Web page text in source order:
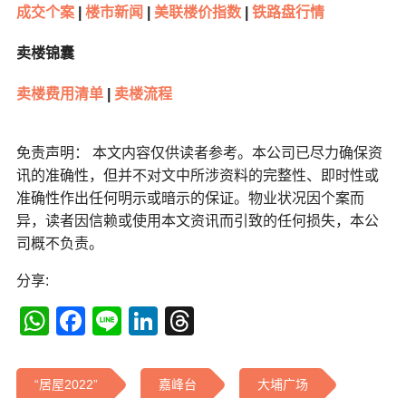
成交个案| 楼市新闻 美联楼价指数| 铁路盘行情
卖楼锦囊
卖楼费用清单| 卖楼流程
免责声明： 本文内容仅供读者参考。本公司已尽力确保资
讯的准确性，但并不对文中所涉资料的完整性、即时性或
准确性作出任何明示或暗示的保证。物业状况因个案而
异，读者因信赖或使用本文资讯而引致的任何损失，本公
司概不负责。
分享:
WhatsApp
Facebook
LineLinkedIn
“居屋2022” 嘉峰台 大埔广场